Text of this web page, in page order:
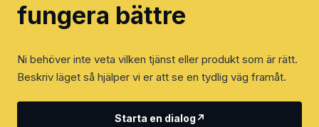
fungera bättre
Ni behöver inte veta vilken tjänst eller produkt som är rätt.
Beskriv läget så hjälper vi er att se en tydlig väg framåt.
Starta en dialog↗